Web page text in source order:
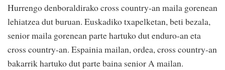
Hurrengo denboraldirako cross country-an maila gorenean
lehiatzea dut buruan. Euskadiko txapelketan, beti bezala,
senior maila gorenean parte hartuko dut enduro-an eta
cross country-an. Espainia mailan, ordea, cross country-an
bakarrik hartuko dut parte baina senior A mailan.